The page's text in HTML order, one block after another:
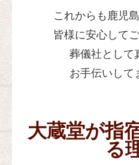
これからも 鹿児島
皆様に安心して
葬儀社として
お手伝いして
大蔵堂が指
る